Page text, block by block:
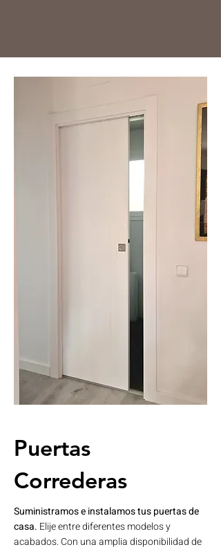
Puertas
Correderas
Suministramos e instalamos tus puertas de
casa. ​​Elije entre diferentes modelos y
acabados. Con una amplia disponibilidad de